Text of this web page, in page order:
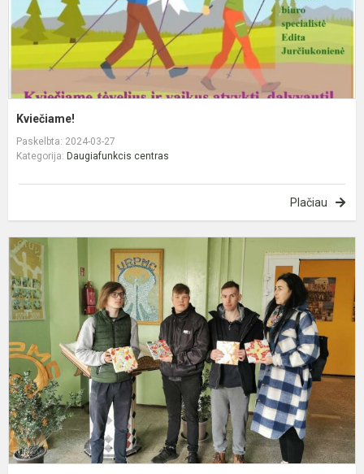
Kviečiame!
Paskelbta: 2024-03-27
Kategorija: Daugiafunkcis centras
Plačiau